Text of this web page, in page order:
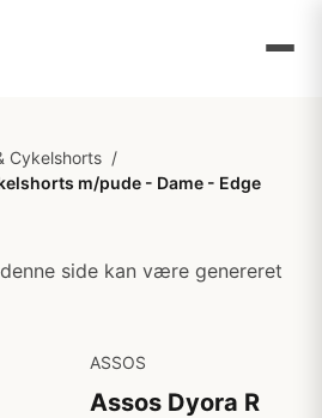
Cykelshorts /
m/pude - Dame - Edge
side kan være genereret
ASSOS
Assos Dyora R